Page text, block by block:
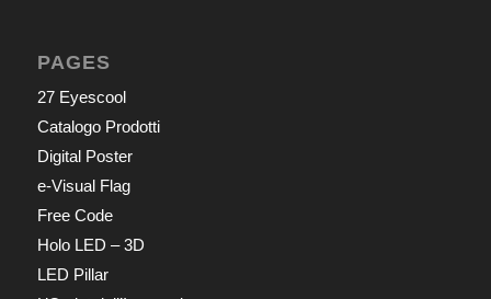
PAGES
27 Eyescool
Catalogo Prodotti
Digital Poster
e-Visual Flag
Free Code
Holo LED – 3D
LED Pillar